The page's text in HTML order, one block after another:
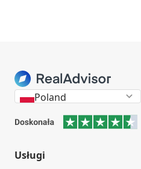
Poland
Usługi